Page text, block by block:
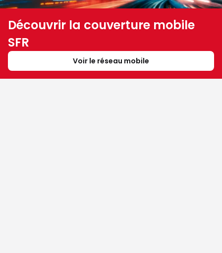
Découvrir la couverture mobile
SFR
Voir le réseau mobile